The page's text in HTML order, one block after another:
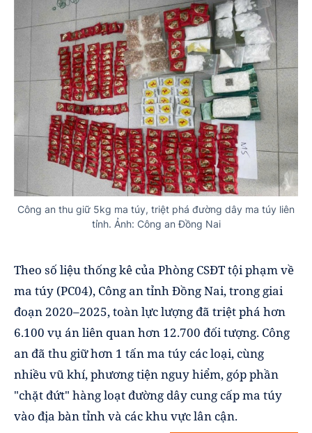
Công an thu giữ 5kg ma túy, triệt phá đường dây ma túy liên
tỉnh. Ảnh: Công an Đồng Nai
Theo số liệu thống kê của Phòng CSĐT tội phạm về
ma túy (PC04), Công an tỉnh Đồng Nai, trong giai
đoạn 2020–2025, toàn lực lượng đã triệt phá hơn
6.100 vụ án liên quan hơn 12.700 đối tượng. Công
an đã thu giữ hơn 1 tấn ma túy các loại, cùng
nhiều vũ khí, phương tiện nguy hiểm, góp phần
"chặt đứt" hàng loạt đường dây cung cấp ma túy
vào địa bàn tỉnh và các khu vực lân cận.